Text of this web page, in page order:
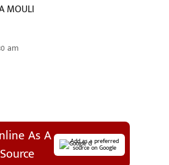
MOULI
am
As A
Add as a preferred
source on Google